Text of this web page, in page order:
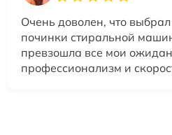
Очень доволен, что
починки стиральной
превзошла все мои
профессионализм и